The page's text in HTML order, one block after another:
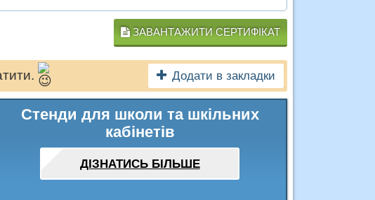
ЗАВАНТАЖИТИ СЕРТИФІКАТ
Додати в закладки
Стенди для школи та шкільних
кабінетів
ДІЗНАТИСЬ БІЛЬШЕ